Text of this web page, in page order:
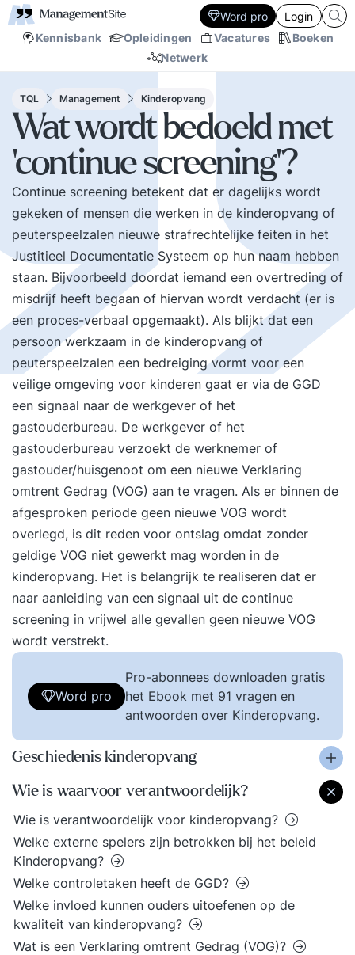
Kennisbank Opleidingen Vacatures
Boeken
Netwerk
Word pro Login
TQL Management Kinderopvang
Wat wordt bedoeld met
'continue screening'?
Continue screening betekent dat er dagelijks wordt
gekeken of mensen die werken in de kinderopvang of
peuterspeelzalen nieuwe strafrechtelijke feiten in het
Justitieel Documentatie Systeem op hun naam hebben
staan. Bijvoorbeeld doordat iemand een overtreding of
misdrijf heeft begaan of hiervan wordt verdacht (er is
een proces-verbaal opgemaakt). Als blijkt dat een
persoon werkzaam in de kinderopvang of
peuterspeelzalen een bedreiging vormt voor een
veilige omgeving voor kinderen gaat er via de GGD
een signaal naar de werkgever of het
gastouderbureau. De werkgever of het
gastouderbureau verzoekt de werknemer of
gastouder/huisgenoot om een nieuwe Verklaring
omtrent Gedrag (VOG) aan te vragen. Als er binnen de
afgesproken periode geen nieuwe VOG wordt
overlegd, is dit reden voor ontslag omdat zonder
geldige VOG niet gewerkt mag worden in de
kinderopvang. Het is belangrijk te realiseren dat er
naar aanleiding van een signaal uit de continue
screening in vrijwel alle gevallen geen nieuwe VOG
wordt verstrekt.
Word pro
Pro-abonnees downloaden gratis
het Ebook met 91 vragen en
antwoorden over Kinderopvang.
Geschiedenis kinderopvang
Wie is waarvoor verantwoordelijk?
Wie is verantwoordelijk voor kinderopvang?
Welke externe spelers zijn betrokken bij het beleid
Kinderopvang?
Welke controletaken heeft de GGD?
Welke invloed kunnen ouders uitoefenen op de
kwaliteit van kinderopvang?
Wat is een Verklaring omtrent Gedrag (VOG)?